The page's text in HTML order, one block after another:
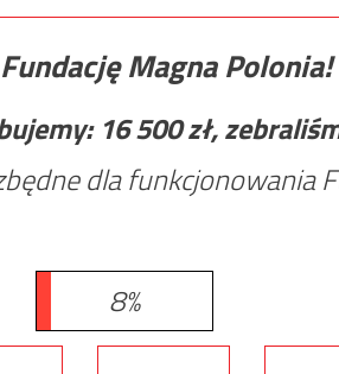
Magna Polonia!
16 500zł,
dla funkcjonowania
8%